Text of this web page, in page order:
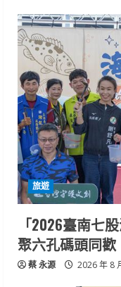
旅遊
「2026臺南七
聚六孔碼頭同歡
蔡 永源 2026 年 8